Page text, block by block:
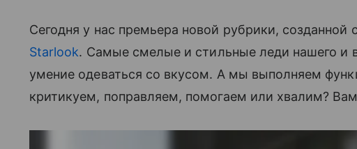
Сегодня у нас премьера новой рубрики,
Starlook. Самые смелые и стильные леди нашего и
умение одеваться со вкусом. А мы выполняем
критикуем, поправляем, помогаем или хвалим?